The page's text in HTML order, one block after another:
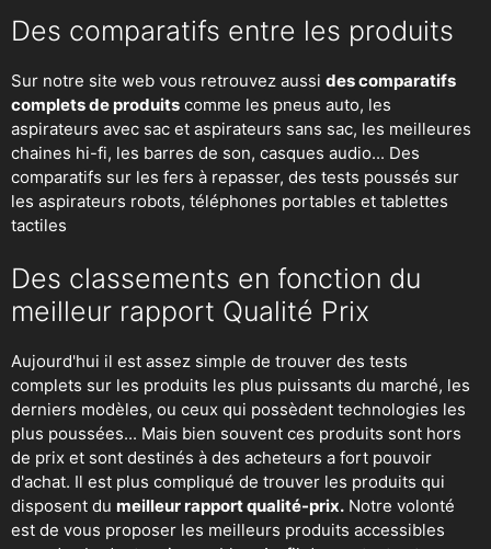
Des comparatifs entre les produits
Sur notre site web vous retrouvez aussi des comparatifs
complets de produits comme les pneus auto, les
aspirateurs avec sac et aspirateurs sans sac, les meilleures
chaines hi-fi, les barres de son, casques audio... Des
comparatifs sur les fers à repasser, des tests poussés sur
les aspirateurs robots, téléphones portables et tablettes
tactiles
Des classements en fonction du
meilleur rapport Qualité Prix
Aujourd'hui il est assez simple de trouver des tests
complets sur les produits les plus puissants du marché, les
derniers modèles, ou ceux qui possèdent technologies les
plus poussées... Mais bien souvent ces produits sont hors
de prix et sont destinés à des acheteurs a fort pouvoir
d'achat. Il est plus compliqué de trouver les produits qui
disposent du meilleur rapport qualité-prix. Notre volonté
est de vous proposer les meilleurs produits accessibles